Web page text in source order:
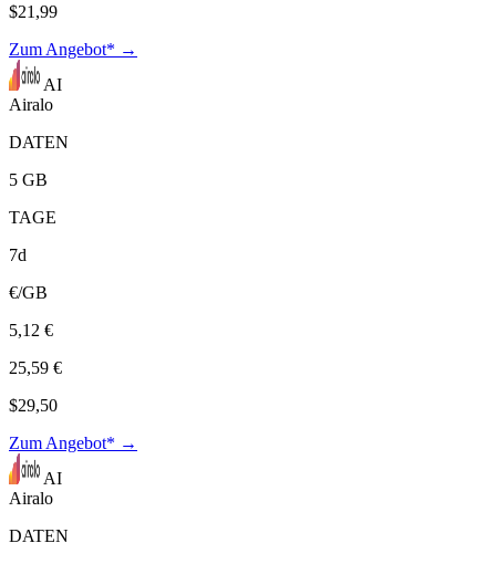
$21,99
Zum Angebot* →
AI
Airalo
DATEN
5 GB
TAGE
7d
€/GB
5,12 €
25,59 €
$29,50
Zum Angebot* →
AI
Airalo
DATEN